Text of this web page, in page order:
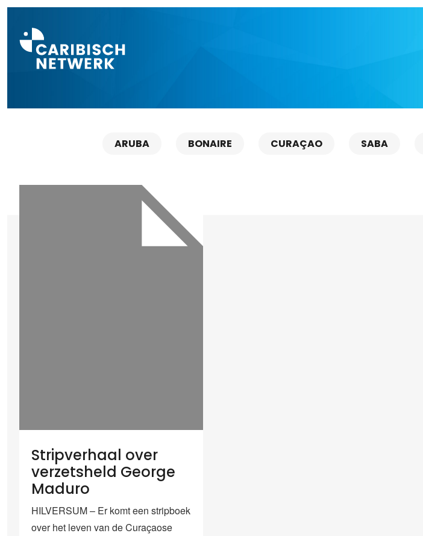
ARUBA BONAIRE CURAÇAO SABA
Stripverhaal over
verzetsheld George
Maduro
HILVERSUM – Er komt een stripboek
over het leven van de Curaçaose